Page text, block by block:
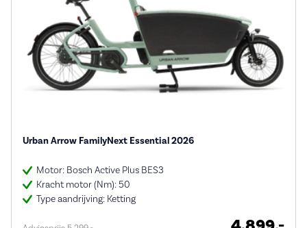
Urban Arrow FamilyNext Essential 2026
Motor: Bosch Active Plus BES3
Kracht motor (Nm): 50
Type aandrijving: Ketting